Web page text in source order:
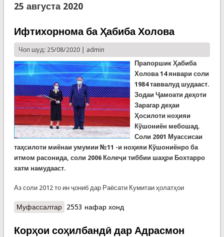
25 августа 2020
Ифтихорнома ба Ҳабиба Холова
Чоп шуд: 25/08/2020 | admin
Прапоршик Ҳабиба
Холова14 январи соли
1984 таввалуд шудааст.
Зодаи Ҷамоати деҳоти
Зарагар деҳаи
Ҳосилоти ноҳияи
Кўшониён мебошад.
Соли 2001 Муассисаи
таҳсилоти миёнаи умумии №11 -и ноҳияи Кўшониёнро ба
итмом расонида, соли 2006 Колеҷи тиббии шаҳри Бохтарро
хатм намудааст.
Аз соли 2012 то ин ҷониб дар Раёсати Кумитаи ҳолатҳои
Муфассалтаро Ифтихорнома ба Ҳабиба Холова
2553 нафар хонд
Корҳои соҳилбандӣ дар Адрасмон